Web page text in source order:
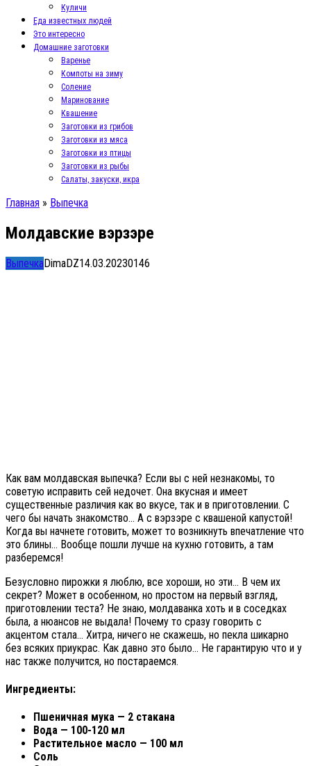
Куличи
Еда известных людей
Это интересно
Домашние заготовки
Варенье
Компоты на зиму
Соление
Маринование
Квашение
Заготовки из грибов
Заготовки из мяса
Заготовки из птицы
Заготовки из рыбы
Салаты, закуски, икра
Главная » Выпечка
Молдавские вэрзэре
ВыпечкаDimaDZ14.03.20230146
Как вам молдавская выпечка? Если вы с ней незнакомы, то
советую исправить сей недочет. Она вкусная и имеет
существенные различия как во вкусе, так и в приготовлении. С
чего бы начать знакомство… А с вэрзэре с квашеной капустой!
Когда вы начнете готовить, может то возникнуть впечатление что
это блины… Вообще пошли лучше на кухню готовить, а там
разберемся!
Безусловно пирожки я люблю, все хороши, но эти… В чем их
секрет? Может в особенном, но простом на первый взгляд,
приготовлении теста? Не знаю, молдаванка хоть и в соседках
была, а нюансов не выдала! Почему то сразу говорить с
акцентом стала… Хитра, ничего не скажешь, но пекла шикарно
без всяких приукрас. Как давно это было… Не гарантирую что и у
нас также получится, но постараемся.
Ингредиенты:
Пшеничная мука — 2 стакана
Вода — 100-120 мл
Растительное масло — 100 мл
Соль